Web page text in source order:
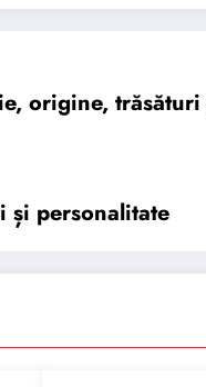
origine,
și personalitate